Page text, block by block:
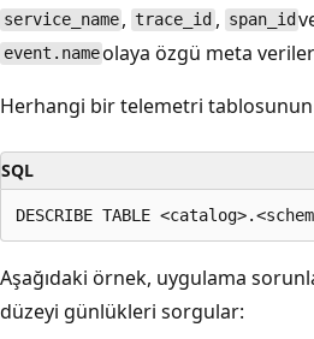
service_name , trace_id , span_id
event.nameolaya özgü meta
Herhangi bir telemetri tablosunun
SQL
Aşağıdaki örnek, uygulama
düzeyi günlükleri sorgular: